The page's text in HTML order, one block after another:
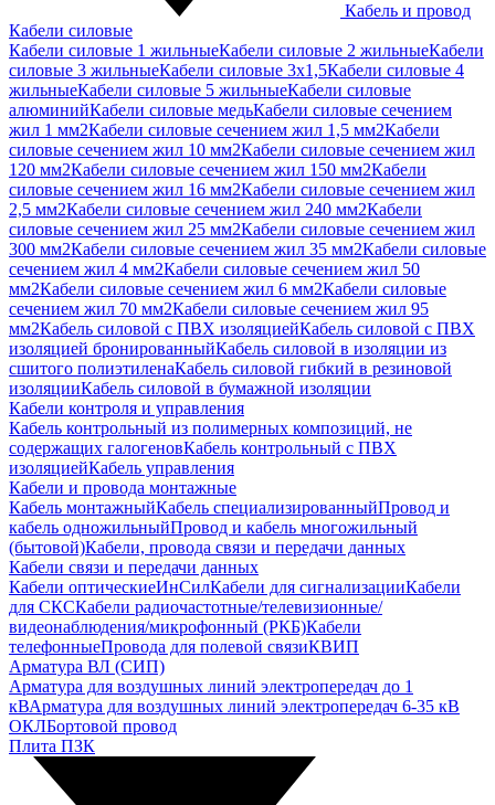
Кабель и провод
Кабели силовые
Кабели силовые 1 жильныеКабели силовые 2 жильныеКабели
силовые 3 жильныеКабели силовые 3х1,5Кабели силовые 4
жильныеКабели силовые 5 жильныеКабели силовые
алюминийКабели силовые медьКабели силовые сечением
жил 1 мм2Кабели силовые сечением жил 1,5 мм2Кабели
силовые сечением жил 10 мм2Кабели силовые сечением жил
120 мм2Кабели силовые сечением жил 150 мм2Кабели
силовые сечением жил 16 мм2Кабели силовые сечением жил
2,5 мм2Кабели силовые сечением жил 240 мм2Кабели
силовые сечением жил 25 мм2Кабели силовые сечением жил
300 мм2Кабели силовые сечением жил 35 мм2Кабели силовые
сечением жил 4 мм2Кабели силовые сечением жил 50
мм2Кабели силовые сечением жил 6 мм2Кабели силовые
сечением жил 70 мм2Кабели силовые сечением жил 95
мм2Кабель силовой с ПВХ изоляциейКабель силовой с ПВХ
изоляцией бронированныйКабель силовой в изоляции из
сшитого полиэтиленаКабель силовой гибкий в резиновой
изоляцииКабель силовой в бумажной изоляции
Кабели контроля и управления
Кабель контрольный из полимерных композиций, не
содержащих галогеновКабель контрольный с ПВХ
изоляциейКабель управления
Кабели и провода монтажные
Кабель монтажныйКабель специализированныйПровод и
кабель одножильныйПровод и кабель многожильный
(бытовой)Кабели, провода связи и передачи данных
Кабели связи и передачи данных
Кабели оптическиеИнСилКабели для сигнализацииКабели
для СКСКабели радиочастотные/телевизионные/
видеонаблюдения/микрофонный (РКБ)Кабели
телефонныеПровода для полевой связиКВИП
Арматура ВЛ (СИП)
Арматура для воздушных линий электропередач до 1
кВАрматура для воздушных линий электропередач 6-35 кВ
ОКЛБортовой провод
Плита ПЗК